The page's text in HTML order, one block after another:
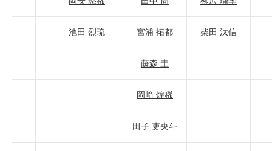
池田 烈琉 宮浦 拓都 柴田 汰信
藤森 圭
岡﨑 煌稀
田子 吏央斗